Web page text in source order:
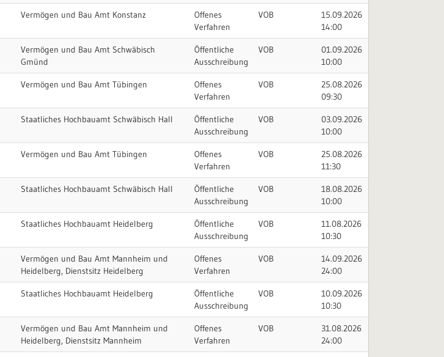
Vermögen und Bau Amt Konstanz
Offenes
Verfahren
VOB
15.09.2026
14:00
Vermögen und Bau Amt Schwäbisch
Gmünd
Öffentliche
Ausschreibung
VOB
01.09.2026
10:00
Vermögen und Bau Amt Tübingen
Offenes
Verfahren
VOB
25.08.2026
09:30
Staatliches Hochbauamt Schwäbisch Hall
Öffentliche
Ausschreibung
VOB
03.09.2026
10:00
Vermögen und Bau Amt Tübingen
Offenes
Verfahren
VOB
25.08.2026
11:30
Staatliches Hochbauamt Schwäbisch Hall
Öffentliche
Ausschreibung
VOB
18.08.2026
10:00
Staatliches Hochbauamt Heidelberg
Öffentliche
Ausschreibung
VOB
11.08.2026
10:30
Vermögen und Bau Amt Mannheim und
Heidelberg, Dienstsitz Heidelberg
Offenes
Verfahren
VOB
14.09.2026
24:00
Staatliches Hochbauamt Heidelberg
Öffentliche
Ausschreibung
VOB
10.09.2026
10:30
Vermögen und Bau Amt Mannheim und
Heidelberg, Dienstsitz Mannheim
Offenes
Verfahren
VOB
31.08.2026
24:00